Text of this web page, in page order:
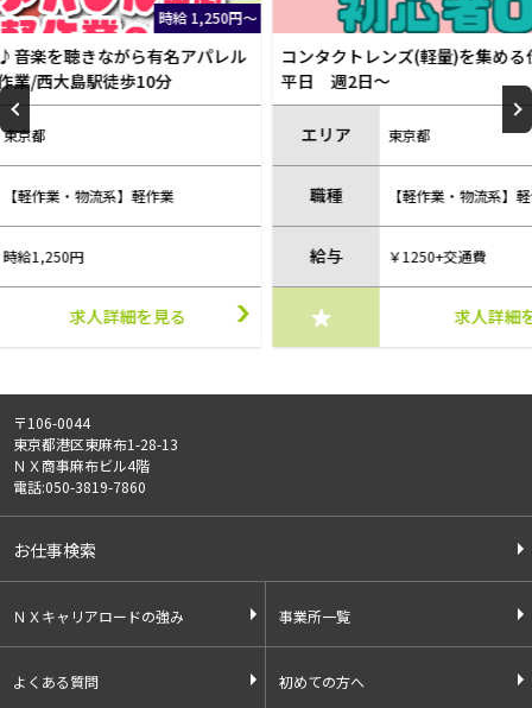
円～
レル
時給 1,250円～
コンタクトレンズ(軽量)を集める仕事！！土＋
平日 週2日～
職種 【軽作業・物流系】軽作業
求人詳細を見る
大量募
うち
ング作
定あり)
エ
職
〒106-0044
東京都港区東麻布1-28-13
ＮＸ商事麻布ビル4階
電話:050-3819-7860
お仕事検索
ＮＸキャリアロードの強み 事業所一覧
よくある質問 初めての方へ